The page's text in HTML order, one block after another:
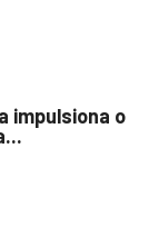
impulsiona o